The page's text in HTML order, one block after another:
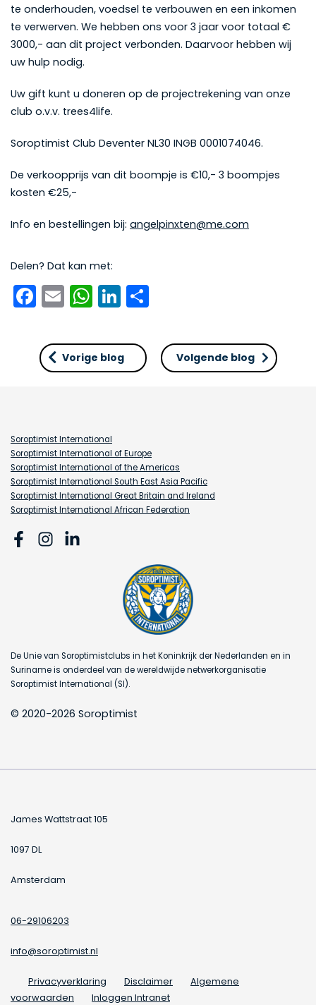
te onderhouden, voedsel te verbouwen en een inkomen
te verwerven. We hebben ons voor 3 jaar voor totaal €
3000,- aan dit project verbonden. Daarvoor hebben wij
uw hulp nodig.
Uw gift kunt u doneren op de projectrekening van onze
club o.v.v. trees4life.
Soroptimist Club Deventer NL30 INGB 0001074046.
De verkoopprijs van dit boompje is €10,- 3 boompjes
kosten €25,-
Info en bestellingen bij: angelpinxten@me.com
Delen? Dat kan met:
Facebook
EmailWhatsApp
LinkedIn
Vorige blog Volgende blog
Soroptimist International
Soroptimist International of Europe
Soroptimist International of the Americas
Soroptimist International South East Asia Pacific
Soroptimist International Great Britain and Ireland
Soroptimist International African Federation
De Unie van Soroptimistclubs in het Koninkrijk der Nederlanden en in
Suriname is onderdeel van de wereldwijde netwerkorganisatie
Soroptimist International (SI).
© 2020-2026 Soroptimist
James Wattstraat 105
1097 DL
Amsterdam
06-29106203
info@soroptimist.nl
Privacyverklaring Disclaimer
Algemene
voorwaarden
Inloggen Intranet